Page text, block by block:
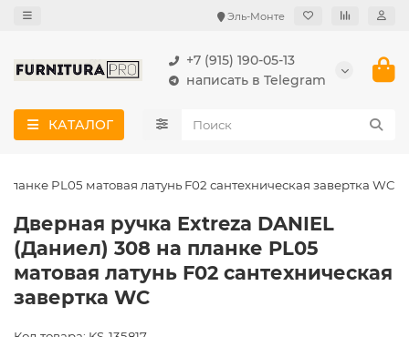
Эль-Монте
+7 (915) 190-05-13
написать в Telegram
КАТАЛОГ
PL05 матовая латунь F02 сантехническая завертка WC
Дверная ручка Extreza DANIEL
(Даниел) 308 на планке PL05
матовая латунь F02 сантехническая
завертка WC